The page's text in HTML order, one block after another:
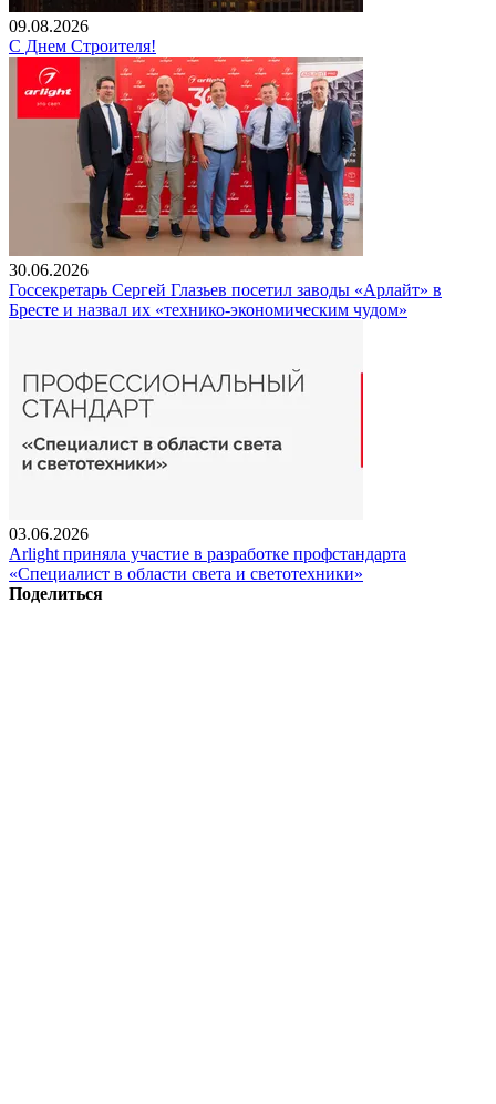
09.08.2026
С Днем Строителя!
30.06.2026
Госсекретарь Сергей Глазьев посетил заводы «Арлайт» в
Бресте и назвал их «технико-экономическим чудом»
03.06.2026
Arlight приняла участие в разработке профстандарта
«Специалист в области света и светотехники»
Поделиться